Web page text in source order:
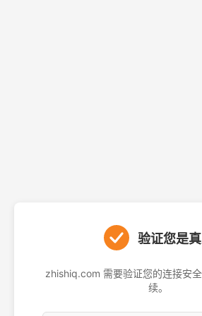
验证您是
zhishiq.com 需要验证您的连接安
续。